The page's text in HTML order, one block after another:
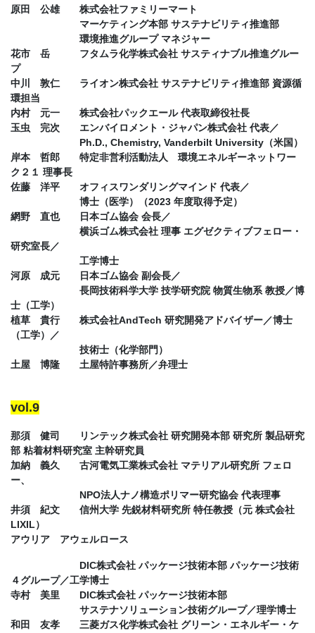
原田 公雄 株式会社ファミリーマート
マーケティング本部 サステナビリティ推進部
環境推進グループ マネジャー
花市 岳 フタムラ化学株式会社 サスティナブル推進グルー
プ
中川 敦仁 ライオン株式会社 サステナビリティ推進部 資源循
環担当
内村 元一 株式会社パックエール 代表取締役社長
玉虫 完次 エンバイロメント・ジャパン株式会社 代表／
Ph.D., Chemistry, Vanderbilt University（米国）
岸本 哲郎 特定非営利活動法人 環境エネルギーネットワー
ク２１ 理事長
佐藤 洋平 オフィスワンダリングマインド 代表／
博士（医学）（2023 年度取得予定）
網野 直也 日本ゴム協会 会長／
横浜ゴム株式会社 理事 エグゼクティブフェロー・
研究室長／
工学博士
河原 成元 日本ゴム協会 副会長／
長岡技術科学大学 技学研究院 物質生物系 教授／博
士（工学）
植草 貴行 株式会社AndTech 研究開発アドバイザー／博士
（工学）／
技術士（化学部門）
土屋 博隆 土屋特許事務所／弁理士
vol.9
那須 健司 リンテック株式会社 研究開発本部 研究所 製品研究
部 粘着材料研究室 主幹研究員
加納 義久 古河電気工業株式会社 マテリアル研究所 フェロ
ー、
NPO法人ナノ構造ポリマー研究協会 代表理事
井須 紀文 信州大学 先鋭材料研究所 特任教授（元 株式会社
LIXIL）
アウリア アウェルロース
DIC株式会社 パッケージ技術本部 パッケージ技術
４グループ／工学博士
寺村 美里 DIC株式会社 パッケージ技術本部
サステナソリューション技術グループ／理学博士
和田 友孝 三菱ガス化学株式会社 グリーン・エネルギー・ケ